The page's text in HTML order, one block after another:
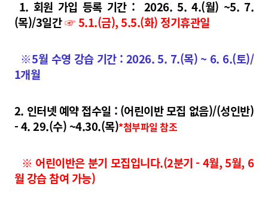
1. 회원 가입 등록 기간 : 2026. 5. 4.(월) ~5. 7.
(목)/3일간☞ 5.1.(금), 5.5.(화) 정기휴관일
※5월 수영 강습 기간 : 2026. 5. 7.(목) ~ 6. 6.(토)/
1개월
2. 인터넷 예약 접수일 : (어린이반 모집 없음)/(성인반)
- 4. 29.(수) ~4.30.(목)*첨부파일 참조
※ 어린이반은 분기 모집입니다.(2분기 - 4월, 5월, 6
월 강습 참여 가능)